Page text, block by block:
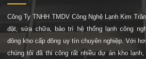
Công Ty TNHH TMDV Công Nghệ Lạnh Kim
đặt, sửa chữa, bảo trì hệ thống lạnh công
đông kho cấp đông uy tín chuyên nghiệp. Với
chúng tôi đã thi công rất nhiều dự án kho lạnh,